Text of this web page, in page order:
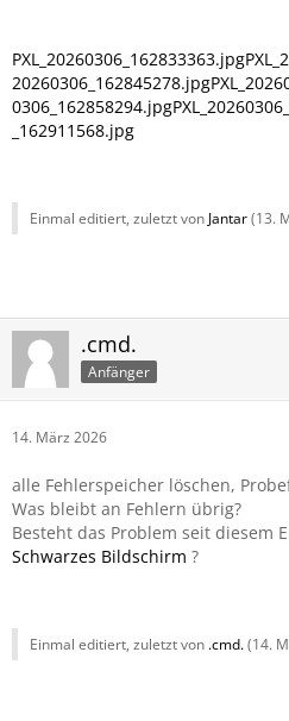
PXL_20260306_162833363.jpg
20260306_162845278.jpg
0306_162858294.jpg
_162911568.jpg
Einmal editiert, zuletzt von Jantar(13.
.cmd.
Anfänger
14. März 2026
alle Fehlerspeicher löschen,
Was bleibt an Fehlern übrig?
Besteht das Problem seit diesem
Schwarzes Bildschirm ?
Einmal editiert, zuletzt von .cmd.(14.